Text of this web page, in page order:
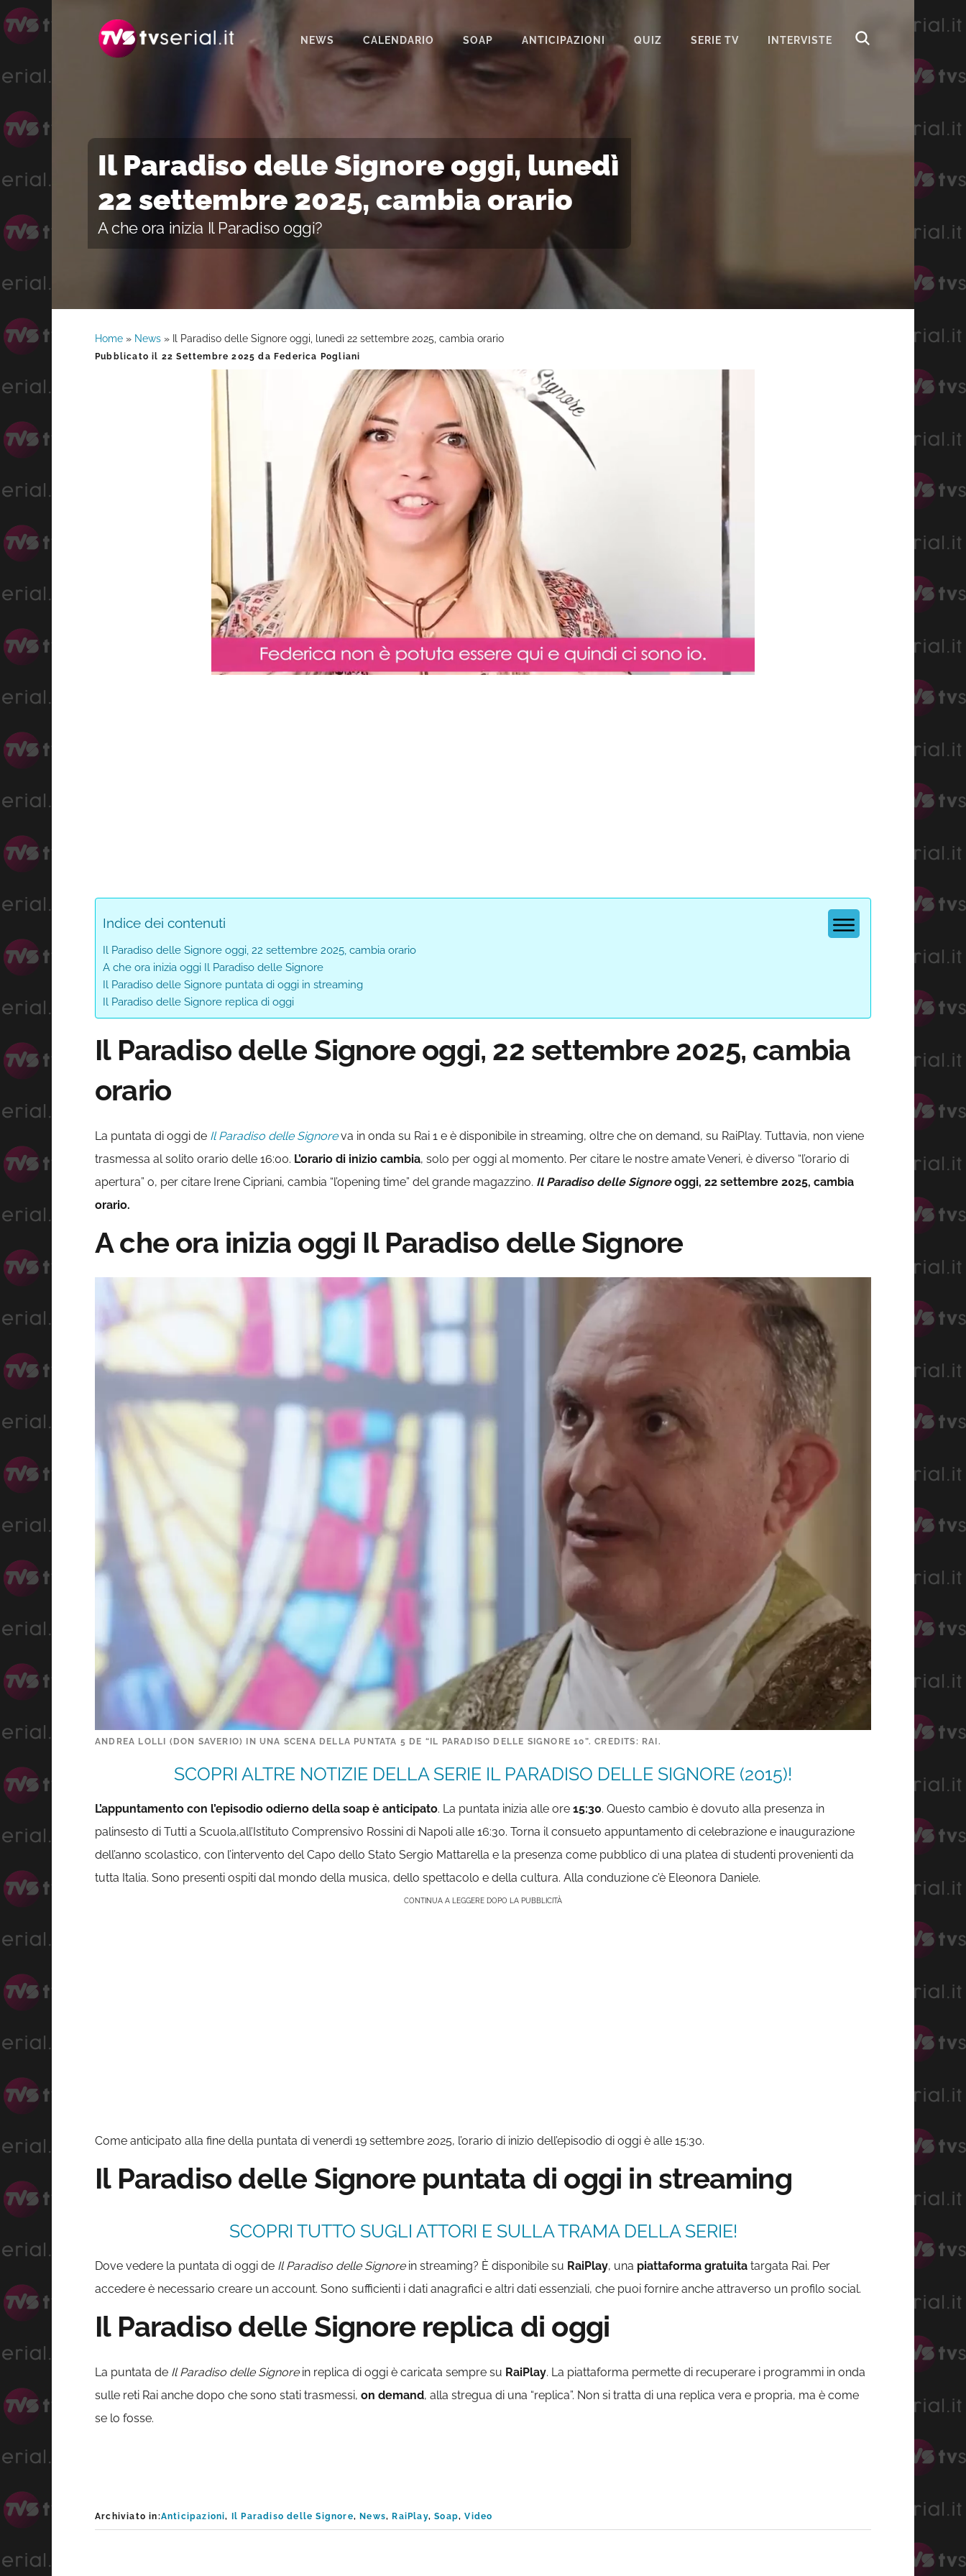
navigazione
contenuto
NEWS CALENDARIO SOAP
BEAUTIFUL
SEGRETI DI FAMIGLIA
TEMPESTA D’AMORE
ANTICIPAZIONI QUIZ SERIE TV INTERVISTE
Il Paradiso delle Signore oggi, lunedì
22 settembre 2025, cambia orario
A che ora inizia Il Paradiso oggi?
Home » News » Il Paradiso delle Signore oggi, lunedì 22 settembre 2025, cambia orario
Pubblicato il 22 Settembre 2025 da Federica Pogliani
Unmute
0%
0%
Indice dei contenuti
Il Paradiso delle Signore oggi, 22 settembre 2025, cambia orario
A che ora inizia oggi Il Paradiso delle Signore
Il Paradiso delle Signore puntata di oggi in streaming
Il Paradiso delle Signore replica di oggi
Il Paradiso delle Signore oggi, 22 settembre 2025, cambia
orario
La puntata di oggi de Il Paradiso delle Signoreva in onda su Rai 1 e è disponibile in streaming, oltre che on demand, su RaiPlay. Tuttavia, non viene
trasmessa al solito orario delle 16:00. L’orario di inizio cambia, solo per oggi al momento. Per citare le nostre amate Veneri, è diverso “l’orario di
apertura” o, per citare Irene Cipriani, cambia “l’opening time” del grande magazzino. Il Paradiso delle Signoreoggi, 22 settembre 2025, cambia
orario.
A che ora inizia oggi Il Paradiso delle Signore
ANDREA LOLLI (DON SAVERIO) IN UNA SCENA DELLA PUNTATA 5 DE “IL PARADISO DELLE SIGNORE 10”. CREDITS: RAI.
SCOPRI ALTRE NOTIZIE DELLA SERIE IL PARADISO DELLE SIGNORE (2015)!
L’appuntamento con l’episodio odierno della soap è anticipato. La puntata inizia alle ore 15:30. Questo cambio è dovuto alla presenza in
palinsesto di Tutti a Scuola,all’Istituto Comprensivo Rossini di Napoli alle 16:30. Torna il consueto appuntamento di celebrazione e inaugurazione
dell’anno scolastico, con l’intervento del Capo dello Stato Sergio Mattarella e la presenza come pubblico di una platea di studenti provenienti da
tutta Italia. Sono presenti ospiti dal mondo della musica, dello spettacolo e della cultura. Alla conduzione c’è Eleonora Daniele.
CONTINUA A LEGGERE DOPO LA PUBBLICITÀ
Come anticipato alla fine della puntata di venerdì 19 settembre 2025, l’orario di inizio dell’episodio di oggi è alle 15:30.
Il Paradiso delle Signore puntata di oggi in streaming
SCOPRI TUTTO SUGLI ATTORI E SULLA TRAMA DELLA SERIE!
Dove vedere la puntata di oggi de Il Paradiso delle Signorein streaming? È disponibile su RaiPlay, una piattaforma gratuita targata Rai. Per
accedere è necessario creare un account. Sono sufficienti i dati anagrafici e altri dati essenziali, che puoi fornire anche attraverso un profilo social.
Il Paradiso delle Signore replica di oggi
La puntata de Il Paradiso delle Signorein replica di oggi è caricata sempre su RaiPlay. La piattaforma permette di recuperare i programmi in onda
sulle reti Rai anche dopo che sono stati trasmessi, on demand, alla stregua di una “replica”. Non si tratta di una replica vera e propria, ma è come
se lo fosse.
Archiviato in:Anticipazioni, Il Paradiso delle Signore, News, RaiPlay,Soap,Video
Barra